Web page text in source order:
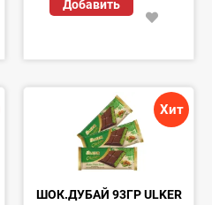
Добавить
Хит
ШОК.ДУБАЙ 93ГР ULKER